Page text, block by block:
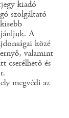
kiadó
szolgáltató
A
közé
valamint
cserélhető és
megvédi az